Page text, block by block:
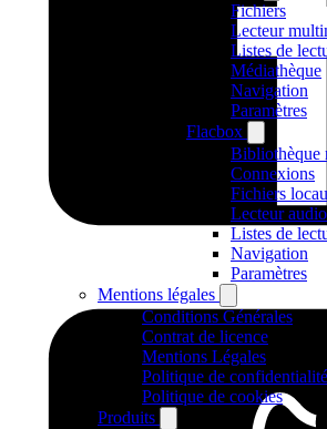
Fichiers
Lecteur
Listes de
Médiathèque
Navigation
Paramètres
Flacbox
Bibliothèque
Connexions
Fichiers
Lecteur audio
Listes de
Navigation
Paramètres
Mentions légales
Conditions Générales
Contrat de licence
Mentions Légales
Politique de confidentialité
Politique de cookies
Produits